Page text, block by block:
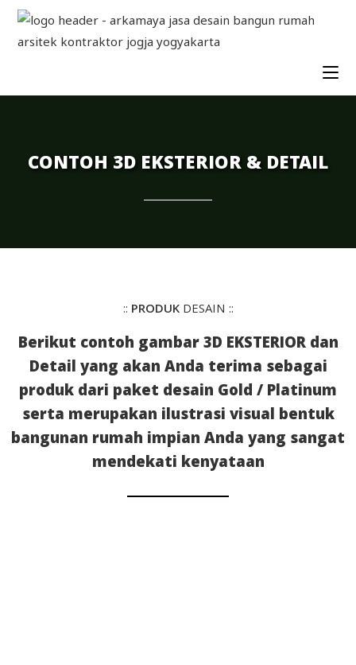
CONTOH 3D EKSTERIOR & DETAIL
:: PRODUKDESAIN ::
Berikut contoh gambar 3D EKSTERIOR dan
Detail yang akan Anda terima sebagai
produk dari paket desain Gold / Platinum
serta merupakan ilustrasi visual bentuk
bangunan rumah impian Anda yang sangat
mendekati kenyataan